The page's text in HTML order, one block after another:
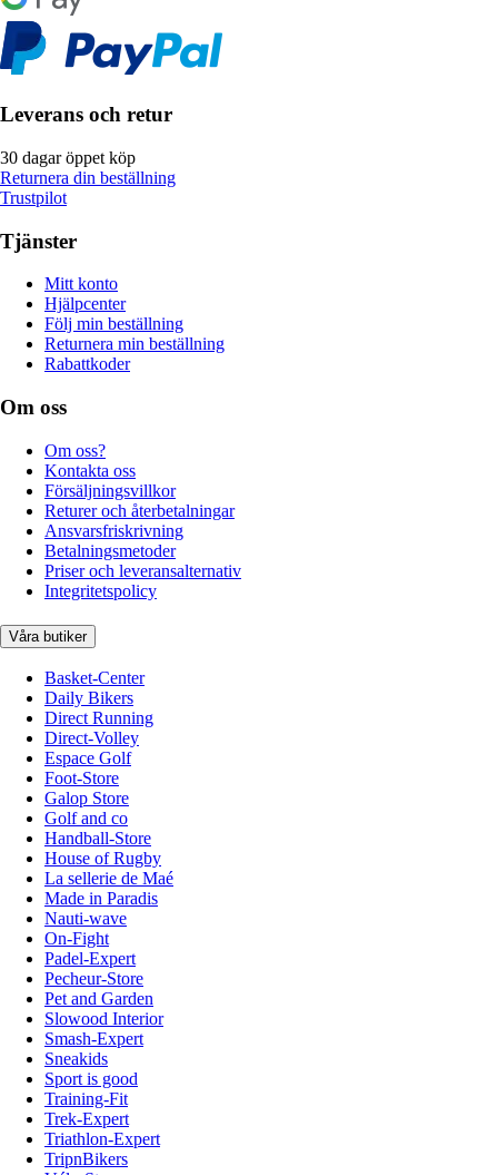
Leverans och retur
30 dagar öppet köp
Returnera din beställning
Trustpilot
Tjänster
Mitt konto
Hjälpcenter
Följ min beställning
Returnera min beställning
Rabattkoder
Om oss
Om oss?
Kontakta oss
Försäljningsvillkor
Returer och återbetalningar
Ansvarsfriskrivning
Betalningsmetoder
Priser och leveransalternativ
Integritetspolicy
Våra butiker
Basket-Center
Daily Bikers
Direct Running
Direct-Volley
Espace Golf
Foot-Store
Galop Store
Golf and co
Handball-Store
House of Rugby
La sellerie de Maé
Made in Paradis
Nauti-wave
On-Fight
Padel-Expert
Pecheur-Store
Pet and Garden
Slowood Interior
Smash-Expert
Sneakids
Sport is good
Training-Fit
Trek-Expert
Triathlon-Expert
TripnBikers